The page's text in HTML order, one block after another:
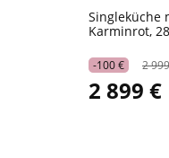
Singleküche
Karminrot,
-100 € 2
2 899 €